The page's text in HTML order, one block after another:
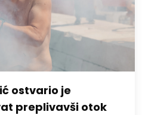
ostvario je
preplivavši otok